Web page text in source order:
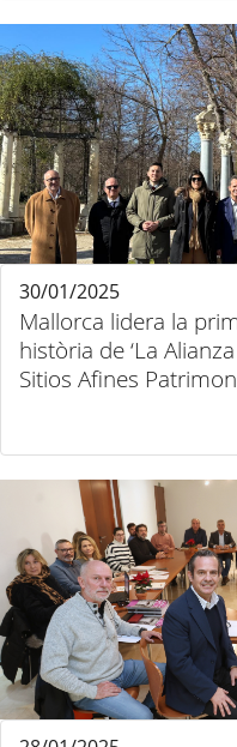
Mallorca lidera la
història de ‘La
Sitios Afines
30/01/2025